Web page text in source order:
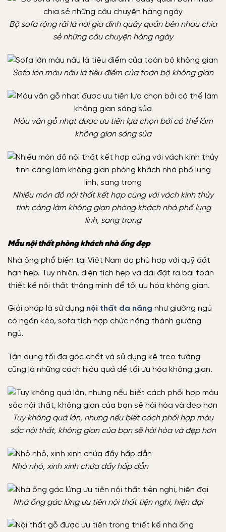
Bộ sofa rộng rãi là nơi gia đình quây quần bên nhau chia
sẻ những câu chuyện hàng ngày
Sofa lớn màu nâu là tiêu điểm của toàn bộ không gian
Màu vân gỗ nhạt được ưu tiên lựa chọn bởi có thể làm
không gian sáng sủa
Nhiều món đồ nội thất kết hợp cùng với vách kính thủy
tinh càng làm không gian phòng khách nhà phố lung
linh, sang trọng
Mẫu nội thất phòng khách nhà ống đẹp
Nhà ống phổ biến tại Việt Nam do phù hợp với quỹ đất
hạn hẹp. Tuy nhiên, diện tích hẹp và dài đặt ra bài toán
thiết kế nội thất thông minh để tối ưu hóa không gian.
Giải pháp là sử dụng nội thất đa năng như giường ngủ
có ngăn kéo, sofa tích hợp chức năng thành giường
ngủ.
Tận dụng tối đa góc chết và sử dụng kệ treo tường
cũng là những cách hiệu quả để tối ưu hóa không gian.
Tuy không quá lớn, nhưng nếu biết cách phối hợp màu
sắc nội thất, không gian của bạn sẽ hài hòa và đẹp hơn
Nhỏ nhỏ, xinh xinh chứa đầy hấp dẫn
Nhà ống gác lửng ưu tiên nội thất tiện nghi, hiện đại